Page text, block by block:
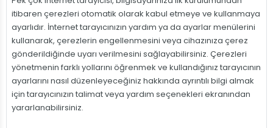
itibaren çerezleri otomatik olarak kabul etmeye ve kullanmaya
ayarlıdır. İnternet tarayıcınızın yardım ya da ayarlar menülerini
kullanarak, çerezlerin engellenmesini veya cihazınıza çerez
gönderildiğinde uyarı verilmesini sağlayabilirsiniz. Çerezleri
yönetmenin farklı yollarını öğrenmek ve kullandığınız tarayıcının
ayarlarını nasıl düzenleyeceğiniz hakkında ayrıntılı bilgi almak
için tarayıcınızın talimat veya yardım seçenekleri ekranından
yararlanabilirsiniz.